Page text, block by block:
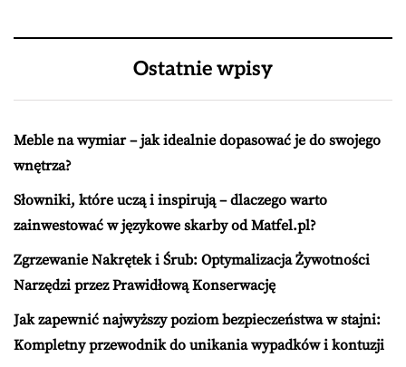
Ostatnie wpisy
Meble na wymiar – jak idealnie dopasować je do swojego
wnętrza?
Słowniki, które uczą i inspirują – dlaczego warto
zainwestować w językowe skarby od Matfel.pl?
Zgrzewanie Nakrętek i Śrub: Optymalizacja Żywotności
Narzędzi przez Prawidłową Konserwację
Jak zapewnić najwyższy poziom bezpieczeństwa w stajni:
Kompletny przewodnik do unikania wypadków i kontuzji